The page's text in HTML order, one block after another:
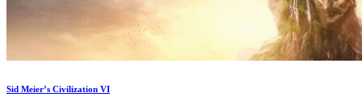
Sid Meier’s Civilization VI